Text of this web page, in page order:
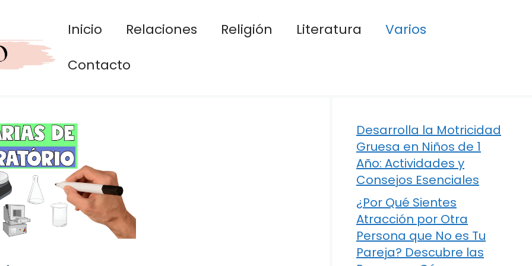
Inicio Relaciones Religión Literatura
Varios
Contacto
Desarrolla la Motricidad
Gruesa en Niños de 1
Año: Actividades y
Consejos Esenciales
¿Por Qué Sientes
Atracción por Otra
Persona que No es Tu
Pareja? Descubre las